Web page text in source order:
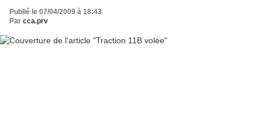
Publié le 07/04/2009 à 18:43
Par cca.prv